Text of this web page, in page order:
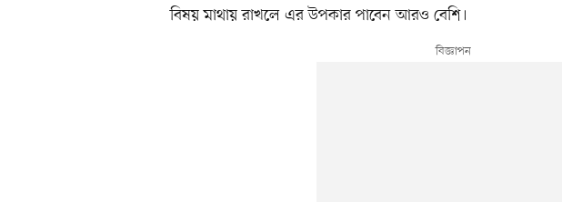
বিষয় মাথায় রাখলে এর উপকার পাবেন আরও বেশি।